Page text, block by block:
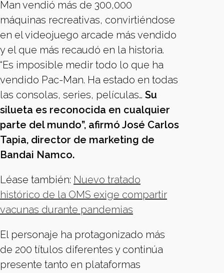
Man vendió más de 300,000
máquinas recreativas, convirtiéndose
en el videojuego arcade más vendido
y el que más recaudó en la historia.
“Es imposible medir todo lo que ha
vendido Pac-Man. Ha estado en todas
las consolas, series, películas… Su
silueta es reconocida en cualquier
parte del mundo”, afirmó José Carlos
Tapia, director de marketing de
Bandai Namco.
Léase también: Nuevo tratado
histórico de la OMS exige compartir
vacunas durante pandemias
El personaje ha protagonizado más
de 200 títulos diferentes y continúa
presente tanto en plataformas